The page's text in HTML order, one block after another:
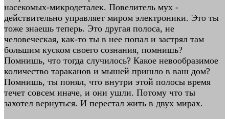
насекомых-микродеталек. Повелитель мух -
действительно управляет миром электроники. Это ты
тоже знаешь теперь. Это другая полоса, не
человеческая, как-то ты в нее попал и застрял там
большим куском своего сознания, помнишь?
Помнишь, что тогда случилось? Какое невообразимое
количество тараканов и мышей пришло в ваш дом?
Помнишь, ты понял, что внутри этой полосы время
течет совсем иначе, и они ушли. Потому что ты
захотел вернуться. И перестал жить в двух мирах.